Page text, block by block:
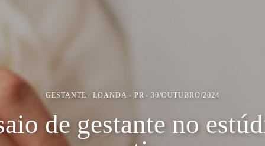
GESTANTE LOANDA - PR 30/OUTUBRO/2024
de gestante no